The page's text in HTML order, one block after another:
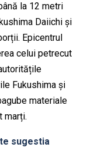
la 12 metri
Daiichi și
Epicentrul
celui petrecut
Fukushima și
materiale
marți.
sugestia